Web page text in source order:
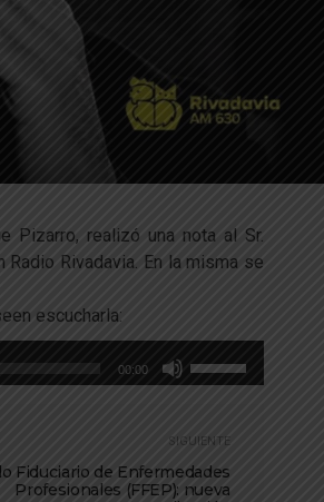
Pizarro, realizó una nota al Sr.
Rivadavia. En la misma se
escucharla:
00:00
las
de
flecha
arriba/abajo
SIGUIENTE
Fiduciario de Enfermedades
Profesionales (FFEP): nueva